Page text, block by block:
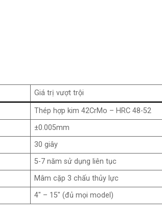
Giá trị vượt trội
Thép hợp kim 42CrMo – HRC 48-52
±0.005mm
30 giây
5-7 năm sử dụng liên tục
Mâm cặp 3 chấu thủy lực
4″ – 15″ (đủ mọi model)